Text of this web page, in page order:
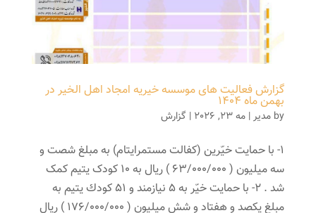
گزارش فعالیت های موسسه خیریه امجاد اهل الخیر در
بهمن ماه 1404
by مدیر| مه 23, 2026 | گزارش
1- با حمایت خیّرین (کفالت مستمرایتام) به مبلغ شصت و
سه میلیون ( 63/000/000 ) ریال به 10 کودک یتیم کمک
شد . 2- با حمایت خیّر به 5 نیازمند و 51 كودك يتيم به
مبلغ يكصد و هفتاد و شش میلیون ( 176/000/000 ) ریال